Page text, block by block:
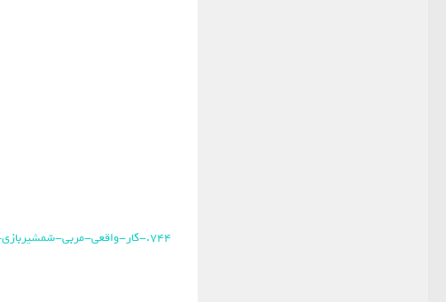
744.-کار-واقعی-مربی-شمشیربازی-چیست